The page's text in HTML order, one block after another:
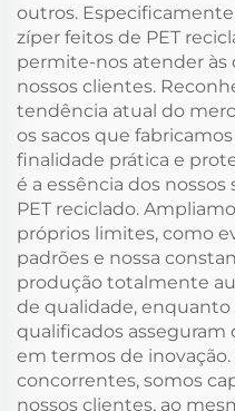
outros.
zíper feitos de PET
permite-nos atender às
nossos clientes.
tendência atual do
os sacos que
finalidade prática e
é a essência dos
PET reciclado.
próprios limites, como
padrões e nossa
produção totalmente
de qualidade, enquanto
qualificados asseguram
em termos de
concorrentes, somos
nossos clientes, ao